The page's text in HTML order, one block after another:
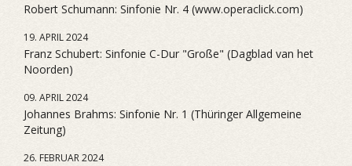
Robert Schumann: Sinfonie Nr. 4 (www.operaclick.com)
19. APRIL 2024
Franz Schubert: Sinfonie C-Dur "Große" (Dagblad van het
Noorden)
09. APRIL 2024
Johannes Brahms: Sinfonie Nr. 1 (Thüringer Allgemeine
Zeitung)
26. FEBRUAR 2024